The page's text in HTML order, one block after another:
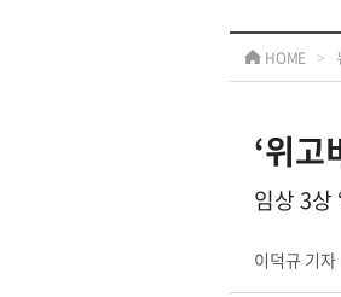
HOME >
‘위
임상 3상
이덕규 기자